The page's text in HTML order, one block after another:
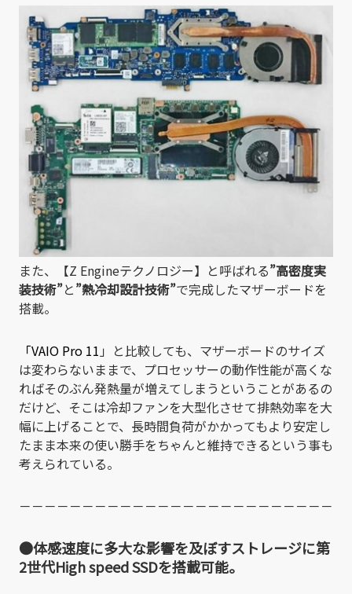
また、【Z Engineテクノロジー】と呼ばれる”高密度実
装技術”と”熱冷却設計技術”で完成したマザーボードを
搭載。
「VAIO Pro 11 」と比較しても、マザーボードのサイズ
は変わらないままで、プロセッサーの動作性能が高くな
ればそのぶん発熱量が増えてしまうということがあるの
だけど、そこは冷却ファンを大型化させて排熱効率を大
幅に上げることで、長時間負荷がかかってもより安定し
たまま本来の使い勝手をちゃんと維持できるという事も
考えられている。
－－－－－－－－－－－－－－－－－－－－－－－－－
●体感速度に多大な影響を及ぼすストレージに第
2世代High speed SSDを搭載可能。